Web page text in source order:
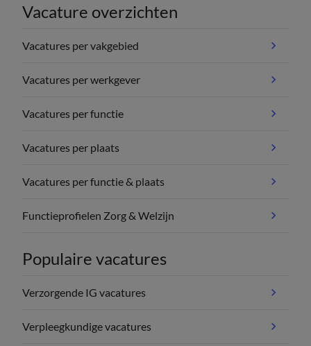
Vacature overzichten
Vacatures per vakgebied
Vacatures per werkgever
Vacatures per functie
Vacatures per plaats
Vacatures per functie & plaats
Functieprofielen Zorg & Welzijn
Populaire vacatures
Verzorgende IG vacatures
Verpleegkundige vacatures